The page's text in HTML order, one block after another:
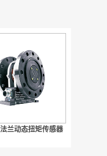
兰动态扭矩传感器